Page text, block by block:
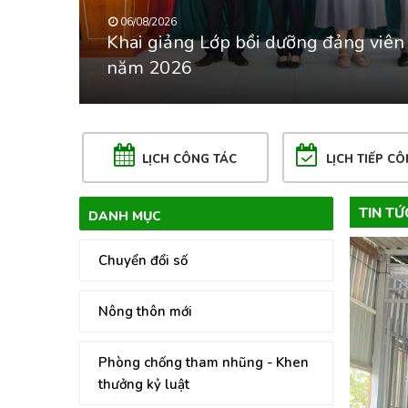
viên mới khoá 2
05/08/2026
Hội LHPN xã An Châu
thương cho hội viên
LỊCH CÔNG TÁC LỊCH TIẾP
DANH MỤC
Chuyển đổi số
Nông thôn mới
Phòng chống tham nhũng - Khen
thưởng kỷ luật
TIN